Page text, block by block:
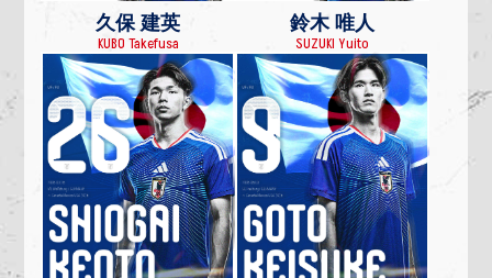
久保 建英
KUBO Takefusa
鈴木 唯人
SUZUKI Yuito